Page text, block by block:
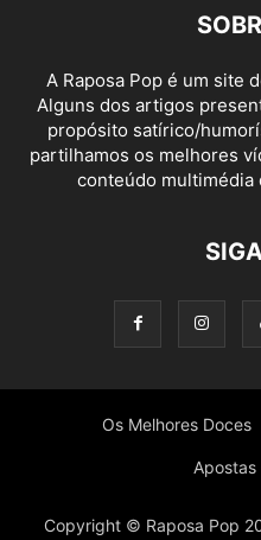
A Raposa Pop é um site
Alguns dos artigos
propósito satírico/
partilhamos os melhores
conteúdo
Os Melhores Doces
Apostas
Copyright © Raposa Pop